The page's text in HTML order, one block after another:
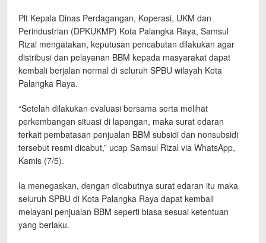
Plt Kepala Dinas Perdagangan, Koperasi, UKM dan
Perindustrian (DPKUKMP) Kota Palangka Raya, Samsul
Rizal mengatakan, keputusan pencabutan dilakukan agar
distribusi dan pelayanan BBM kepada masyarakat dapat
kembali berjalan normal di seluruh SPBU wilayah Kota
Palangka Raya.
“Setelah dilakukan evaluasi bersama serta melihat
perkembangan situasi di lapangan, maka surat edaran
terkait pembatasan penjualan BBM subsidi dan nonsubsidi
tersebut resmi dicabut,” ucap Samsul Rizal via WhatsApp,
Kamis (7/5).
Ia menegaskan, dengan dicabutnya surat edaran itu maka
seluruh SPBU di Kota Palangka Raya dapat kembali
melayani penjualan BBM seperti biasa sesuai ketentuan
yang berlaku.